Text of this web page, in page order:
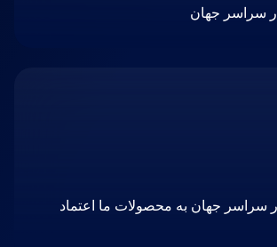
سراسر جهان
سراسر جهان به محصولات ما اعتماد